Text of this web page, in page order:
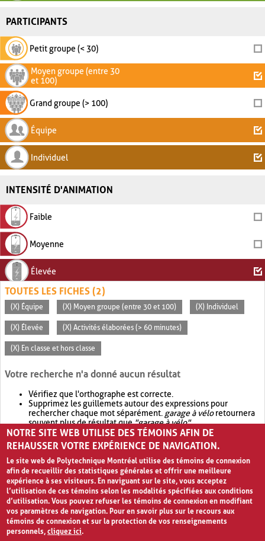
PARTICIPANTS
Petit groupe (< 30)
Moyen groupe (entre 30
et 100)
Grand groupe (> 100)
Équipe
Individuel
INTENSITÉ D'ANIMATION
Faible
Moyenne
Élevée
TOUTES LES FICHES (2)
(X) Équipe (X) Moyen groupe (entre 30 et 100) (X) Individuel
(X) Élevée (X) Activités élaborées (> 60 minutes)
(X) En classe et hors classe
Votre recherche n'a donné aucun résultat
Vérifiez que l'orthographe est correcte.
Supprimez les guillemets autour des expressions pour
rechercher chaque mot séparément. garage à véloretournera
souvent plus de résultat que"garage à vélo".
Envisagez d'élargir votre recherche avec OR.garage OR vélo
retournera souvent plus de résultat quegarage à vélo
NOTRE SITE WEB UTILISE DES TÉMOINS AFIN DE
REHAUSSER VOTRE EXPÉRIENCE DE NAVIGATION.
Le site web de Polytechnique Montréal utilise des témoins de connexion
afin de recueillir des statistiques générales et offrir une meilleure
expérience à ses visiteurs. En naviguant sur le site, vous acceptez
l’utilisation de ces témoins selon les modalités spécifiées aux conditions
d’utilisation. Vous pouvez refuser les témoins de connexion en modifiant
vos paramètres de navigation. Pour en savoir plus sur le recours aux
témoins de connexion et sur la protection de vos renseignements
personnels,cliquez ici.